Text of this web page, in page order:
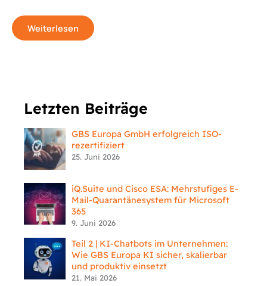
Weiterlesen
Letzten Beiträge
GBS Europa GmbH erfolgreich ISO-
rezertifiziert
25. Juni 2026
iQ.Suite und Cisco ESA: Mehrstufiges E-
Mail-Quarantänesystem für Microsoft
365
9. Juni 2026
Teil 2 | KI-Chatbots im Unternehmen:
Wie GBS Europa KI sicher, skalierbar
und produktiv einsetzt
21. Mai 2026